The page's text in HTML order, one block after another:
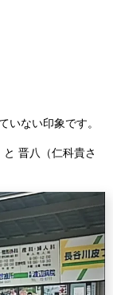
いない印象です。
晋八（仁科貴さ